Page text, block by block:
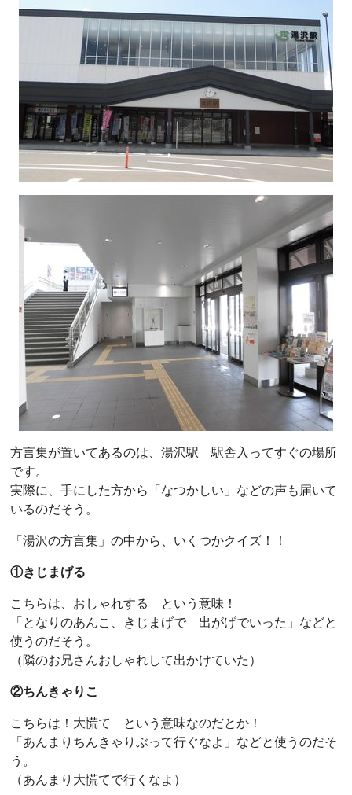
方言集が置いてあるのは、湯沢駅 駅舎入ってすぐの場所
です。
実際に、手にした方から「なつかしい」などの声も届いて
いるのだそう。
「湯沢の方言集」の中から、いくつかクイズ！！
①きじまげる
こちらは、おしゃれする という意味！
「となりのあんこ、きじまげで 出がげでいった」などと
使うのだそう。
（隣のお兄さんおしゃれして出かけていた）
②ちんきゃりこ
こちらは！大慌て という意味なのだとか！
「あんまりちんきゃりぶって行ぐなよ」などと使うのだそ
う。
（あんまり大慌てで行くなよ）